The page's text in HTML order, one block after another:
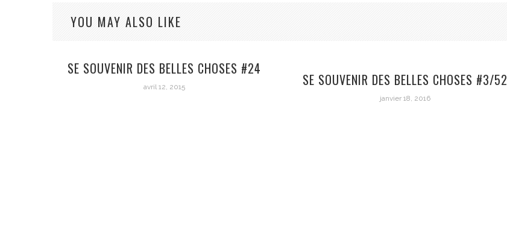
YOU MAY ALSO LIKE
SE SOUVENIR DES BELLES CHOSES #24
avril 12, 2015 SE SOUVENIR DES BELLES CHOSES #3/52
janvier 18, 2016